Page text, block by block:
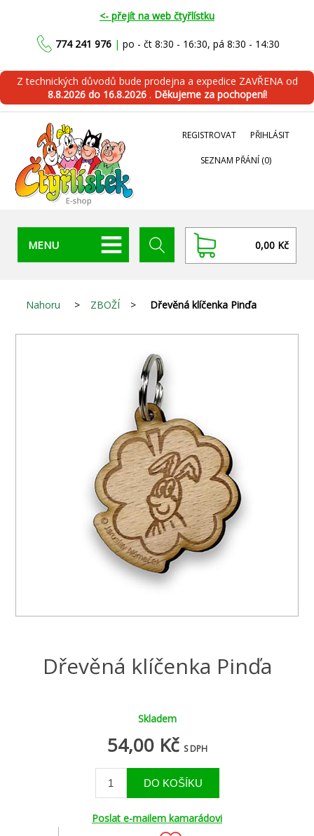
<- přejít na web čtyřlístku
774 241 976 | po - čt 8:30 - 16:30, pá 8:30 - 14:30
Z technických důvodů bude prodejna a expedice ZAVŘENA od
8.8.2026 do 16.8.2026 . Děkujeme za pochopení!
REGISTROVAT PŘIHLÁSIT
SEZNAM PŘÁNÍ (0)
MENU 0,00 Kč
Nahoru > ZBOŽÍ > Dřevěná klíčenka Pinďa
Dřevěná klíčenka Pinďa
Skladem
54,00 Kč S DPH
Poslat e-mailem kamarádovi